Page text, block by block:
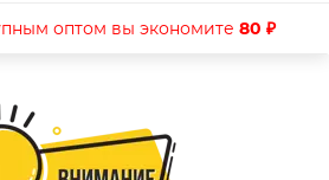
оптом вы экономите 80 ₽